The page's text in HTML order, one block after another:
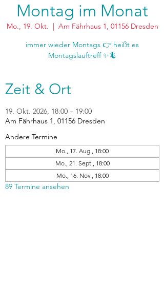
Montag im Monat
Mo., 19. Okt.
  |
Am Fährhaus 1, 01156 Dresden
immer wieder Montags 👉 heißt es
Zeit & Ort
19. Okt. 2026, 18:00 – 19:00
Am Fährhaus 1, 01156 Dresden
Andere Termine
Mo., 17. Aug., 18:00
Mo., 21. Sept., 18:00
Mo., 16. Nov., 18:00
89 Termine ansehen